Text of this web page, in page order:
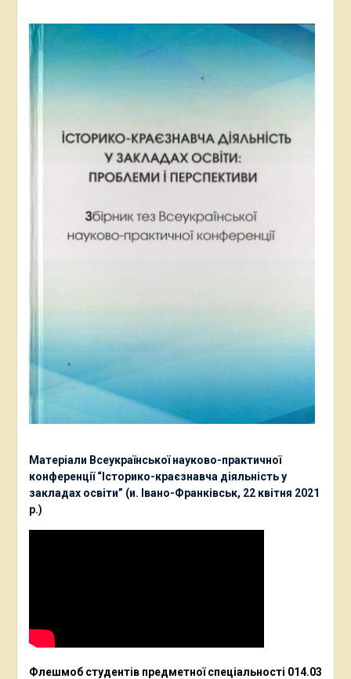
Матеріали Всеукраїнської науково-практичної
конференції “Історико-краєзнавча діяльність у
закладах освіти” (и. Івано-Франківськ, 22 квітня 2021
р.)
Флешмоб студентів предметної спеціальності 014.03